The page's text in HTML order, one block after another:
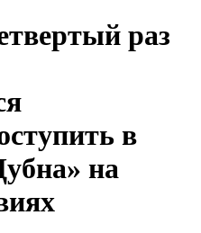
раз
в
на